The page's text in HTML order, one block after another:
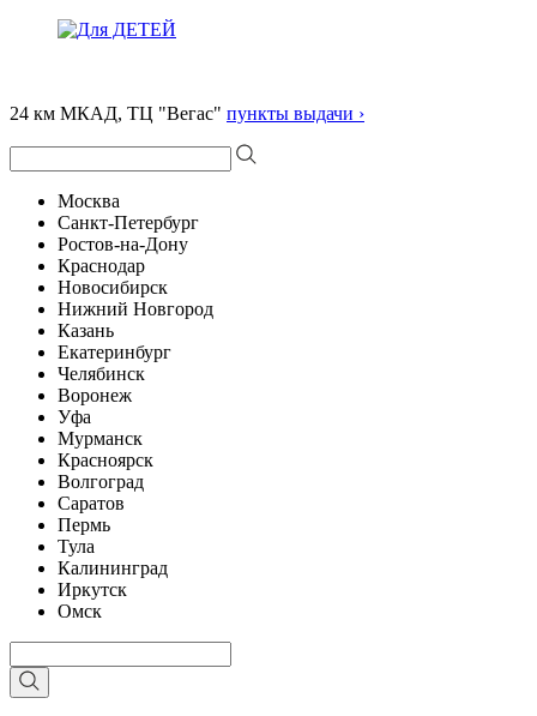
24 км МКАД, ТЦ "Вегас" пункты выдачи ›
Москва
Санкт-Петербург
Ростов-на-Дону
Краснодар
Новосибирск
Нижний Новгород
Казань
Екатеринбург
Челябинск
Воронеж
Уфа
Мурманск
Красноярск
Волгоград
Саратов
Пермь
Тула
Калининград
Иркутск
Омск